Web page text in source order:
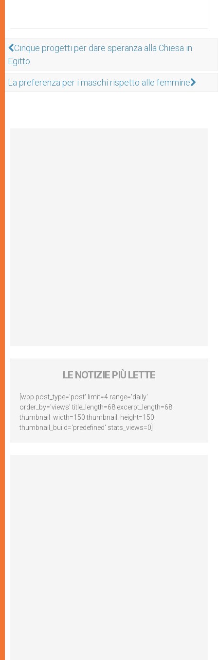
Cinque progetti per dare speranza alla Chiesa in
Egitto
La preferenza per i maschi rispetto alle femmine
LE NOTIZIE PIÙ LETTE
[wpp post_type='post' limit=4 range='daily'
order_by='views' title_length=68 excerpt_length=68
thumbnail_width=150 thumbnail_height=150
thumbnail_build='predefined' stats_views=0]